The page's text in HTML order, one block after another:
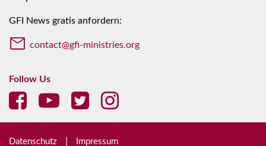
GFI News gratis anfordern:
contact@gfi-ministries.org
Follow Us
Datenschutz Impressum